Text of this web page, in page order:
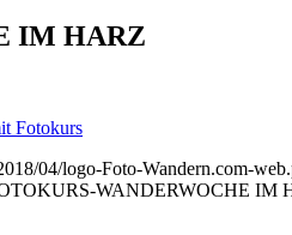
IM HARZ
04/logo-Foto-Wandern.com-
WANDERWOCHE IM